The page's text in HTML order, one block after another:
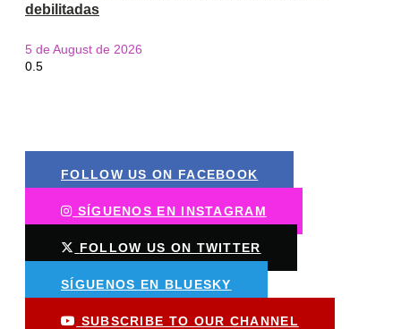
debilitadas
5 de August de 2026
FOLLOW US ON FACEBOOK
SÍGUENOS EN INSTAGRAM
FOLLOW US ON TWITTER
SÍGUENOS EN BLUESKY
SUBSCRIBE TO OUR CHANNEL